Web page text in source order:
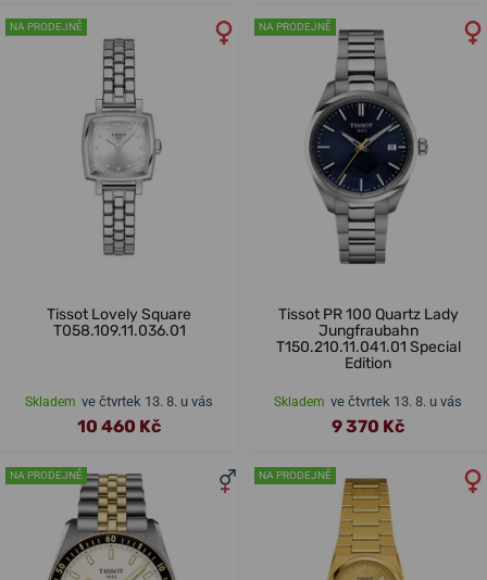
NA PRODEJNĚ
Tissot Lovely Square
T058.109.11.036.01
Skladem ve čtvrtek 13. 8. u vás
10 460 Kč
NA PRODEJNĚ
Tissot PR 100 Quartz Lady
Jungfraubahn
T150.210.11.041.01 Special
Edition
Skladem ve čtvrtek 13. 8. u vás
9 370 Kč
NA PRODEJNĚ NA PRODEJNĚ